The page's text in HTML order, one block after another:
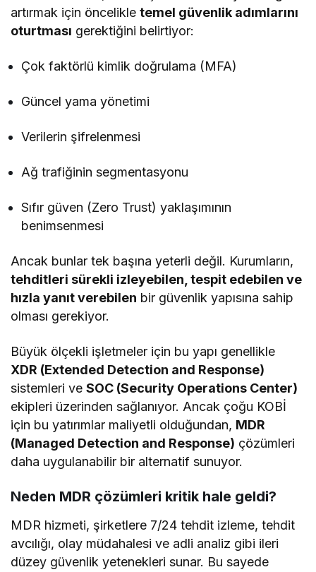
artırmak için öncelikletemel güvenlik adımlarını
oturtması gerektiğini belirtiyor:
Çok faktörlü kimlik doğrulama (MFA)
Güncel yama yönetimi
Verilerin şifrelenmesi
Ağ trafiğinin segmentasyonu
Sıfır güven (Zero Trust) yaklaşımının
benimsenmesi
Ancak bunlar tek başına yeterli değil. Kurumların,
tehditleri sürekli izleyebilen, tespit edebilen ve
hızla yanıt verebilen bir güvenlik yapısına sahip
olması gerekiyor.
Büyük ölçekli işletmeler için bu yapı genellikle
XDR (Extended Detection and Response)
sistemleri veSOC (Security Operations Center)
ekipleri üzerinden sağlanıyor. Ancak çoğu KOBİ
için bu yatırımlar maliyetli olduğundan, MDR
(Managed Detection and Response) çözümleri
daha uygulanabilir bir alternatif sunuyor.
Neden MDR çözümleri kritik hale geldi?
MDR hizmeti, şirketlere 7/24 tehdit izleme, tehdit
avcılığı, olay müdahalesi ve adli analiz gibi ileri
düzey güvenlik yetenekleri sunar. Bu sayede